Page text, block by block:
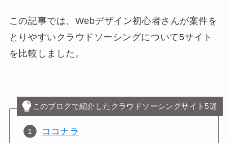
この記事では、Webデザイン初心者さんが案件を
とりやすいクラウドソーシングについて5サイト
を比較しました。
このブログで紹介したクラウドソーシングサイト5選
ココナラ